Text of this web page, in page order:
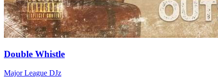
Double Whistle
Major League DJz